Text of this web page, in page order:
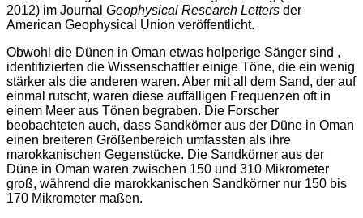
2012) im Journal Geophysical Research Letters der
American Geophysical Union veröffentlicht.
Obwohl die Dünen in Oman etwas holperige Sänger sind ,
identifizierten die Wissenschaftler einige Töne, die ein wenig
stärker als die anderen waren. Aber mit all dem Sand, der auf
einmal rutscht, waren diese auffälligen Frequenzen oft in
einem Meer aus Tönen begraben. Die Forscher
beobachteten auch, dass Sandkörner aus der Düne in Oman
einen breiteren Größenbereich umfassten als ihre
marokkanischen Gegenstücke. Die Sandkörner aus der
Düne in Oman waren zwischen 150 und 310 Mikrometer
groß, während die marokkanischen Sandkörner nur 150 bis
170 Mikrometer maßen.